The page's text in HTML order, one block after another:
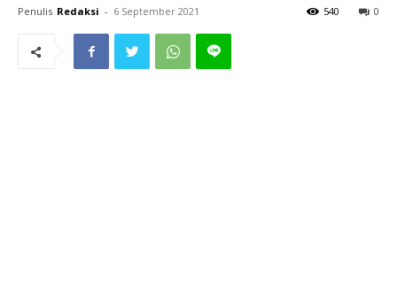
Penulis Redaksi - 6 September 2021 0
540